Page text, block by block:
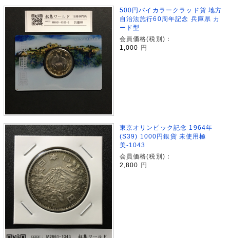
500円バイカラークラッド貨 地方
自治法施行60周年記念 兵庫県 カ
ード型
会員価格(税別)：
1,000
円
東京オリンピック記念 1964年
(S39) 1000円銀貨 未使用極
美-1043
会員価格(税別)：
2,800
円